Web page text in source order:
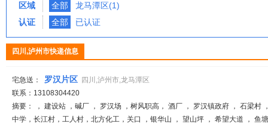
区域
全部
龙马潭区(1)
认证
全部 已认证
四川,泸州市快递信息
宅急送： 罗汉片区 四川,泸州市,龙马潭区
联系：13108304420
摘要： ， 建设站 ，碱厂 ， 罗汉场 ，树风职高， 酒厂 ， 罗汉镇政府 ， 石梁村
中学，长江村，工人村，北方化工，关口 ，银华山 ， 望山坪 ， 希望大道 ， 鱼